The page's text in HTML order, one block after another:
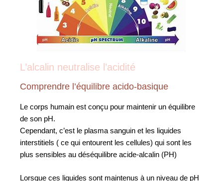
L’alcalin neutralise l’acidité
Comprendre l’équilibre acido-basique
Le corps humain est conçu pour maintenir un équilibre
de son pH.
Cependant, c’est le plasma sanguin et les liquides
interstitiels ( ce qui entourent les cellules) qui sont les
plus sensibles au déséquilibre acide-alcalin (PH)
Lorsque ces liquides sont maintenus à un niveau de pH